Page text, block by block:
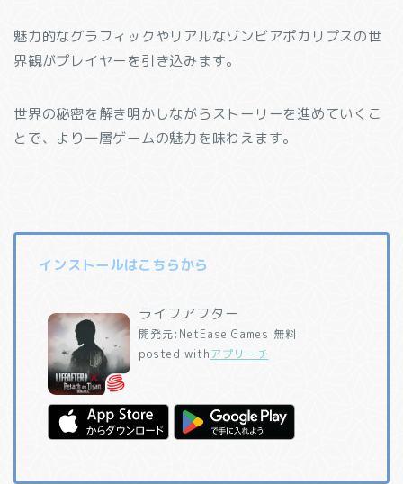
魅力的なグラフィックやリアルなゾンビアポカリプスの世
界観がプレイヤーを引き込みます。
世界の秘密を解き明かしながらストーリーを進めていくこ
とで、より一層ゲームの魅力を味わえます。
インストールはこちらから
ライフアフター
開発元: NetEase Games 無料
posted withアプリーチ